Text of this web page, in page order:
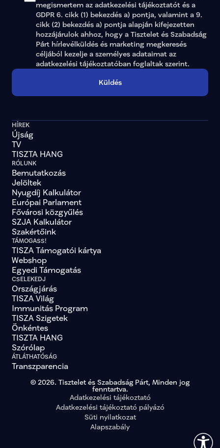
megismertem az adatkezelési tájékoztatót és a
GDPR 6. cikk (1) bekezdés a) pontja, valamint a 9.
cikk (2) bekezdés a) pontja alapján kifejezetten
hozzájárulok ahhoz, hogy a Tisztelet és Szabadság
Párt hírlevélküldés és marketing megkeresés
adatkezelési tájékoztatóban foglaltak szerint.
Küldés
HÍREK
Újság
TV
TISZTA HANG
RÓLUNK
Bemutatkozás
Jelöltek
Nyugdíj Kalkulátor
Európai Parlament
Fővárosi közgyűlés
SZJA Kalkulátor
Szakértőink
TÁMOGASS!
TISZA Támogatói kártya
Webshop
Egyedi Támogatás
CSELEKEDJ
Országjárás
TISZA Világ
Immunitás Program
TISZA Szigetek
Önkéntes
TISZTA HANG
Szórólap
ÁTLÁTHATÓSÁG
Transzparencia
© 2026. Tisztelet és Szabadság Párt, Minden jog
fenntartva.
Adatkezelési tájékoztató
Adatkezelési tájékoztató pályázó
Süti nyilatkozat
Alapszabály